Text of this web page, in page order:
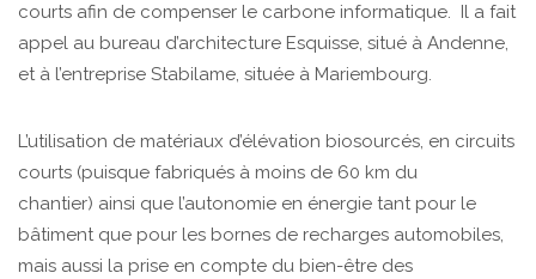
courts afin de compenser le carbone informatique. Il a fait
appel au bureau d’architecture Esquisse, situé à Andenne,
et à l’entreprise Stabilame, située à Mariembourg.
L’utilisation de matériaux d’élévation biosourcés, en circuits
courts (puisque fabriqués à moins de 60 km du
chantier) ainsi que l’autonomie en énergie tant pour le
bâtiment que pour les bornes de recharges automobiles,
mais aussi la prise en compte du bien-être des